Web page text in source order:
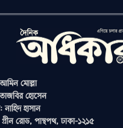
মোল্লা
হোসেন
নাহিদ হাসান
রোড, পান্থপথ, ঢাকা-১২১৫